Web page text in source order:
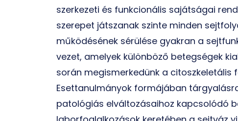
szerkezeti és funkcionális sajátságai
szerepet játszanak szinte minden
működésének sérülése gyakran a
vezet, amelyek különböző betegségek
során megismerkedünk a citoszkeletális
Esettanulmányok formájában
patológiás elváltozásaihoz kapcsolódó